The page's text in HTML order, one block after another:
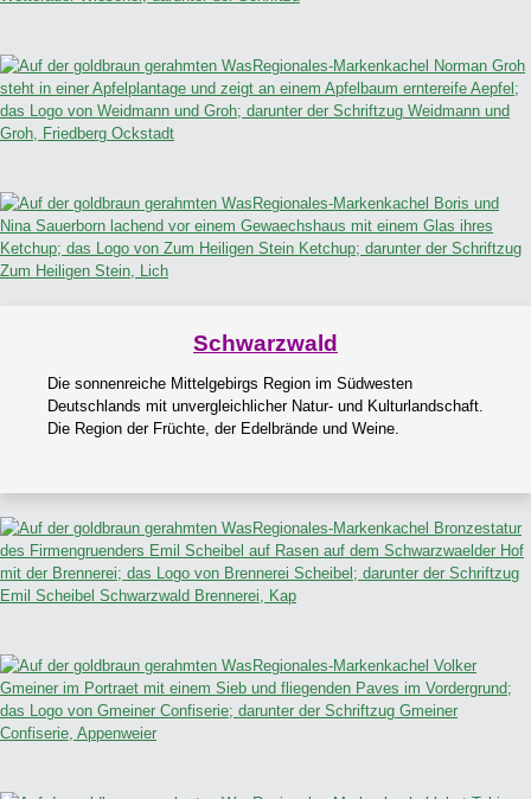
Schwarzwald
Die sonnenreiche Mittelgebirgs Region im Südwesten
Deutschlands mit unvergleichlicher Natur- und Kulturlandschaft.
Die Region der Früchte, der Edelbrände und Weine.